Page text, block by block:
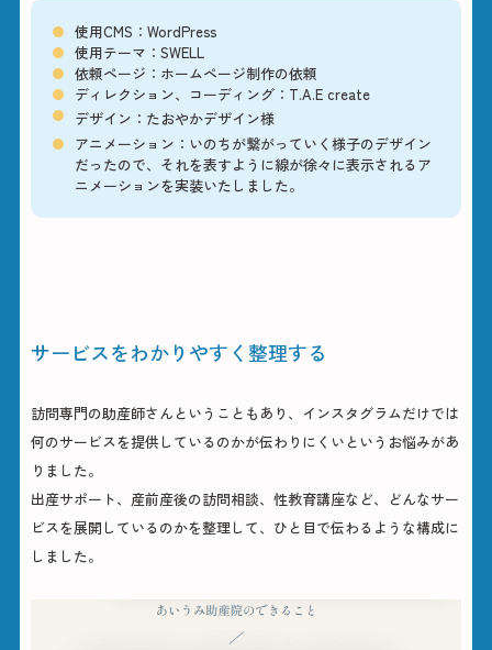
使用CMS：WordPress
使用テーマ：SWELL
依頼ページ：ホームページ制作の依頼
ディレクション、コーディング：T.A.E create
デザイン： たおやかデザイン様
アニメーション：いのちが繋がっていく様子のデザイン
だったので、それを表すように線が徐々に表示されるア
ニメーションを実装いたしました。
サービスをわかりやすく整理する
訪問専門の助産師さんということもあり、インスタグラムだけでは
何のサービスを提供しているのかが伝わりにくいというお悩みがあ
りました。
出産サポート、産前産後の訪問相談、性教育講座など、どんなサー
ビスを展開しているのかを整理して、ひと目で伝わるような構成に
しました。